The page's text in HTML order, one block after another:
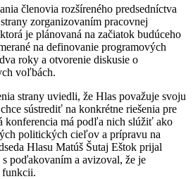
členovia rozšíreného predsedníctva
zorganizovaním pracovnej
je plánovaná na začiatok budúceho
na definovanie programových
roky a otvorenie diskusie o
voľbách.
strany uviedli, že Hlas považuje svoju
sústrediť na konkrétne riešenia pre
konferencia má podľa nich slúžiť ako
politických cieľov a prípravu na
Hlasu Matúš Šutaj Eštok prijal
poďakovaním a avizoval, že je
funkcii.